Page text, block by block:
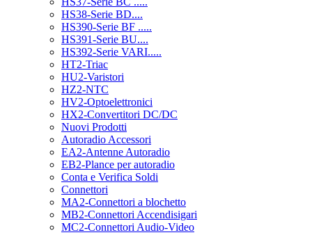
HS38-Serie BD....
HS390-Serie BF .....
HS391-Serie BU....
HS392-Serie VARI.....
HT2-Triac
HU2-Varistori
HZ2-NTC
HV2-Optoelettronici
HX2-Convertitori DC/DC
Nuovi Prodotti
Autoradio Accessori
EA2-Antenne Autoradio
EB2-Plance per autoradio
Conta e Verifica Soldi
Connettori
MA2-Connettori a blochetto
MB2-Connettori Accendisigari
MC2-Connettori Audio-Video